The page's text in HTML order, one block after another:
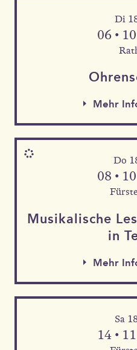
Mehr
Di
06 •
Mehr
Mehr
Do
08 •
Musika­lische
in
Mehr
Mehr Sa
14 •